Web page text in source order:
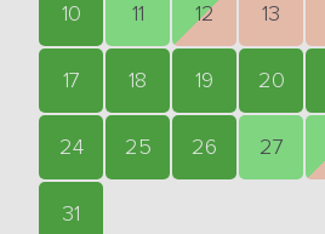
10 11 12 13
17 18 19 20
24 25 26 27
31